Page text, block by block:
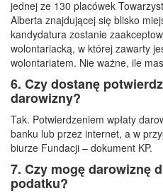
jednej ze 130 placówek
Alberta znajdującej się blisko
kandydatura zostanie
wolontariacką, w której zawarty
wolontariatem. Nie ważne, ile
6. Czy dostanę
darowizny?
Tak. Potwierdzeniem wpłaty
banku lub przez internet, a w
biurze Fundacji – dokument KP.
7. Czy mogę darowiznę
podatku?